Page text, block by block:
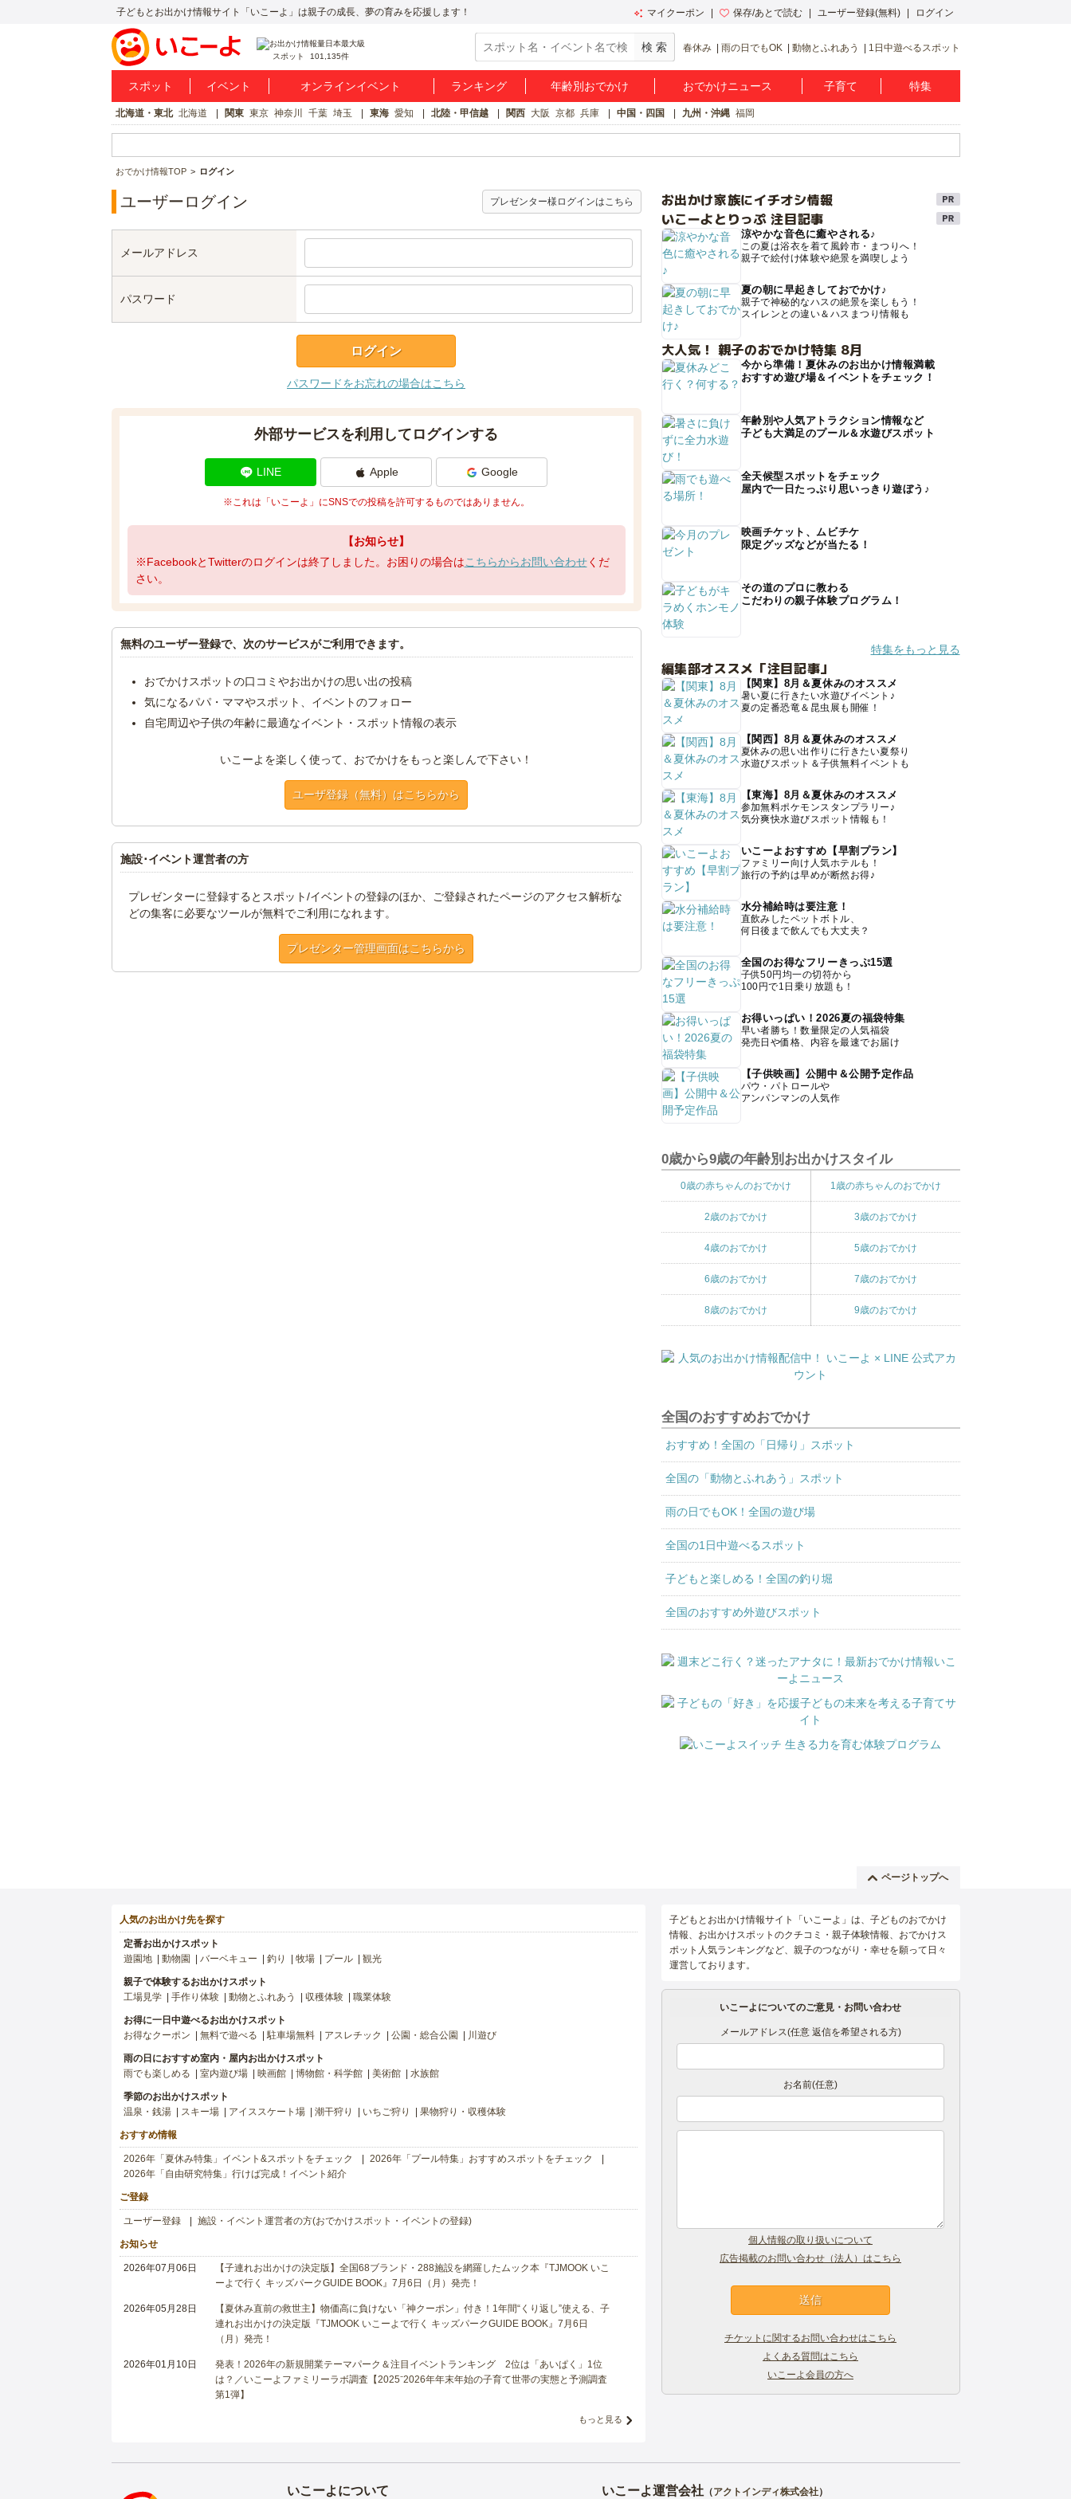
子どもとお出かけ情報サイト「いこーよ」は親子の成長、夢の育みを応援します！ マイクーポン 保存/あとで読む ユーザー登録(無料) ログイン
スポット 101,135件
春休み 雨の日でもOK 動物とふれあう 1日中遊べるスポット
スポット イベント オンラインイベント ランキング 年齢別おでかけ おでかけニュース 子育て 特集
北海道・東北 北海道 関東 東京 神奈川 千葉 埼玉 東海 愛知 北陸・甲信越 関西 大阪 京都 兵庫 中国・四国 九州・沖縄 福岡
おでかけ情報TOP ログイン
ユーザーログイン プレゼンター様ログインはこちら
メールアドレス
パスワード
パスワードをお忘れの場合はこちら
外部サービスを利用してログインする
LINE Apple Google
※これは「いこーよ」にSNSでの投稿を許可するものではありません。
【お知らせ】
※FacebookとTwitterのログインは終了しました。お困りの場合はこちらからお問い合わせくだ
さい。
無料のユーザー登録で、次のサービスがご利用できます。
おでかけスポットの口コミやお出かけの思い出の投稿
気になるパパ・ママやスポット、イベントのフォロー
自宅周辺や子供の年齢に最適なイベント・スポット情報の表示
いこーよを楽しく使って、おでかけをもっと楽しんで下さい！
ユーザ登録（無料）はこちらから
施設･イベント運営者の方
プレゼンターに登録するとスポット/イベントの登録のほか、ご登録されたページのアクセス解析な
どの集客に必要なツールが無料でご利用になれます。
プレゼンター管理画面はこちらから
お出かけ家族にイチオシ情報
いこーよとりっぷ 注目記事
涼やかな音色に癒やされる♪
この夏は浴衣を着て風鈴市・まつりへ！
親子で絵付け体験や絶景を満喫しよう
夏の朝に早起きしておでかけ♪
親子で神秘的なハスの絶景を楽しもう！
スイレンとの違い＆ハスまつり情報も
大人気！ 親子のおでかけ特集 8月
今から準備！夏休みのお出かけ情報満載
おすすめ遊び場＆イベントをチェック！
年齢別や人気アトラクション情報など
子ども大満足のプール＆水遊びスポット
全天候型スポットをチェック
屋内で一日たっぷり思いっきり遊ぼう♪
映画チケット、ムビチケ
限定グッズなどが当たる！
その道のプロに教わる
こだわりの親子体験プログラム！
特集をもっと見る
編集部オススメ「注目記事」
【関東】8月＆夏休みのオススメ
暑い夏に行きたい水遊びイベント♪
夏の定番恐竜＆昆虫展も開催！
【関西】8月＆夏休みのオススメ
夏休みの思い出作りに行きたい夏祭り
水遊びスポット＆子供無料イベントも
【東海】8月＆夏休みのオススメ
参加無料ポケモンスタンプラリー♪
気分爽快水遊びスポット情報も！
いこーよおすすめ【早割プラン】
ファミリー向け人気ホテルも！
旅行の予約は早めが断然お得♪
水分補給時は要注意！
直飲みしたペットボトル、
何日後まで飲んでも大丈夫？
全国のお得なフリーきっぷ15選
子供50円均一の切符から
100円で1日乗り放題も！
お得いっぱい！2026夏の福袋特集
早い者勝ち！数量限定の人気福袋
発売日や価格、内容を最速でお届け
【子供映画】公開中＆公開予定作品
パウ・パトロールや
アンパンマンの人気作
0歳から9歳の年齢別お出かけスタイル
0歳の赤ちゃんのおでかけ 1歳の赤ちゃんのおでかけ
2歳のおでかけ 3歳のおでかけ
4歳のおでかけ 5歳のおでかけ
6歳のおでかけ 7歳のおでかけ
8歳のおでかけ 9歳のおでかけ
全国のおすすめおでかけ
おすすめ！全国の「日帰り」スポット
全国の「動物とふれあう」スポット
雨の日でもOK！全国の遊び場
全国の1日中遊べるスポット
子どもと楽しめる！全国の釣り堀
全国のおすすめ外遊びスポット
ページトップへ
人気のお出かけ先を探す
定番お出かけスポット
遊園地
動物園 バーベキュー 釣り 牧場 プール 観光
親子で体験するお出かけスポット
工場見学
手作り体験 動物とふれあう 収穫体験 職業体験
お得に一日中遊べるお出かけスポット
お得なクーポン
無料で遊べる 駐車場無料 アスレチック 公園・総合公園 川遊び
雨の日におすすめ室内・屋内お出かけスポット
雨でも楽しめる
室内遊び場 映画館 博物館・科学館 美術館 水族館
季節のお出かけスポット
温泉・銭湯
スキー場 アイススケート場 潮干狩り いちご狩り 果物狩り・収穫体験
おすすめ情報
2026年「夏休み特集」イベント&スポットをチェック
2026年「プール特集」おすすめスポットをチェック
2026年「自由研究特集」行けば完成！イベント紹介
ご登録
ユーザー登録 施設・イベント運営者の方(おでかけスポット・イベントの登録)
お知らせ
2026年07月06日
【子連れお出かけの決定版】全国68ブランド・288施設を網羅したムック本『TJMOOK いこ
ーよで行く キッズパークGUIDE BOOK』7月6日（月）発売！
2026年05月28日
【夏休み直前の救世主】物価高に負けない「神クーポン」付き！1年間“くり返し”使える、子
連れお出かけの決定版『TJMOOK いこーよで行く キッズパークGUIDE BOOK』7月6日
（月）発売！
2026年01月10日
発表！2026年の新規開業テーマパーク＆注目イベントランキング 2位は「あいぱく」1位
は？／いこーよファミリーラボ調査【2025⁻2026年年末年始の子育て世帯の実態と予測調査
第1弾】
もっと見る
子どもとお出かけ情報サイト「いこーよ」は、子どものおでかけ
情報、お出かけスポットのクチコミ・親子体験情報、おでかけス
ポット人気ランキングなど、親子のつながり・幸せを願って日々
運営しております。
いこーよについてのご意見・お問い合わせ
メールアドレス(任意 返信を希望される方)
お名前(任意)
個人情報の取り扱いについて
広告掲載のお問い合わせ（法人）はこちら
チケットに関するお問い合わせはこちら
よくある質問はこちら
いこーよ会員の方へ
いこーよについて いこーよ運営会社（アクトインディ株式会社）